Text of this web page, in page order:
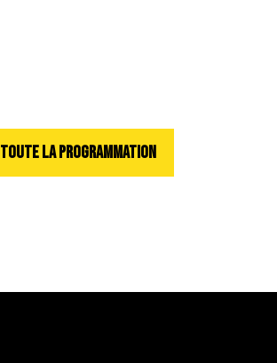
TOUTE LA PROGRAMMATION